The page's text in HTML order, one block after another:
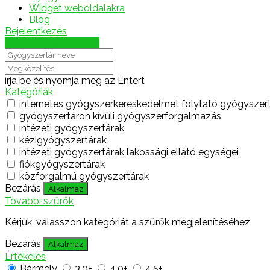
Widget weboldalakra
Blog
Bejelentkezés
írja be és nyomja meg az Entert
Kategóriák
internetes gyógyszerkereskedelmet folytató
gyógyszertáron kívüli gyógyszerforgalmazás
intézeti gyógyszertárak
kézigyógyszertárak
intézeti gyógyszertárak lakossági ellátó egységei
fiókgyógyszertárak
közforgalmú gyógyszertárak
Bezárás
Alkalmaz
További szűrők
Kérjük, válasszon kategóriát a szűrők megjelenítéséhez
Bezárás
Alkalmaz
Értékelés